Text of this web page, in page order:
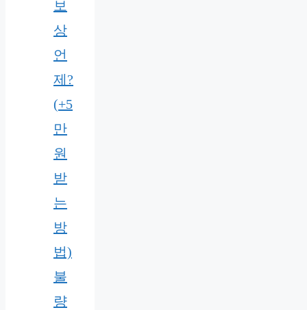
보
상
언
제?
(+5
만
원
받
는
방
법)
불
량